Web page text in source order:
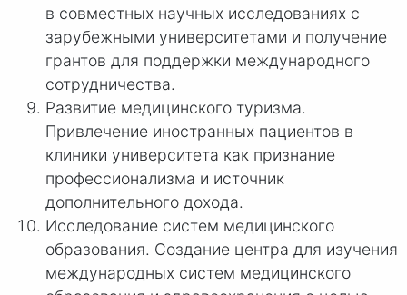
в совместных научных исследованиях с
зарубежными университетами и получение
грантов для поддержки международного
сотрудничества.
Развитие медицинского туризма.
Привлечение иностранных пациентов в
клиники университета как признание
профессионализма и источник
дополнительного дохода.
Исследование систем медицинского
образования. Создание центра для изучения
международных систем медицинского